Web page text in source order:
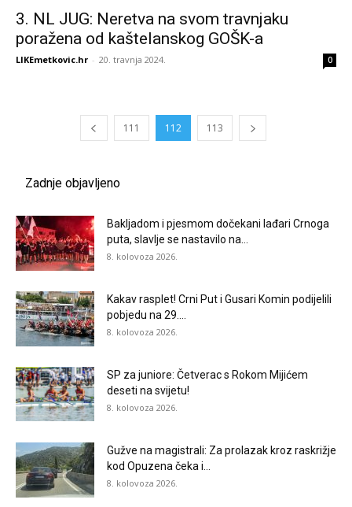
3. NL JUG: Neretva na svom travnjaku
poražena od kaštelanskog GOŠK-a
LIKEmetkovic.hr - 20. travnja 2024. 0
111 112 113
Zadnje objavljeno
Bakljadom i pjesmom dočekani lađari Crnoga
puta, slavlje se nastavilo na...
8. kolovoza 2026.
Kakav rasplet! Crni Put i Gusari Komin podijelili
pobjedu na 29....
8. kolovoza 2026.
SP za juniore: Četverac s Rokom Mijićem
deseti na svijetu!
8. kolovoza 2026.
Gužve na magistrali: Za prolazak kroz raskrižje
kod Opuzena čeka i...
8. kolovoza 2026.